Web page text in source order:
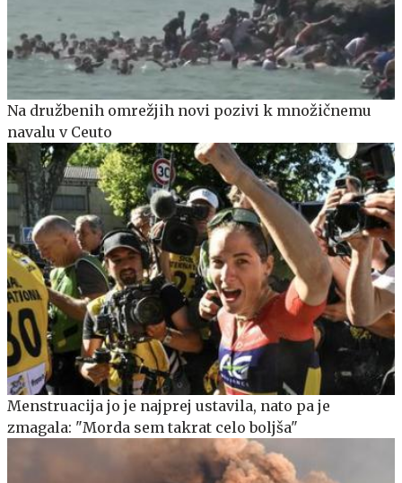
Na družbenih omrežjih novi pozivi k množičnemu
navalu v Ceuto
Menstruacija jo je najprej ustavila, nato pa je
zmagala: "Morda sem takrat celo boljša"